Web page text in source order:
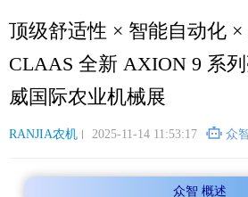
转
主
容
顶级舒适性 × 智能自动化
CLAAS 全新 AXION 9 系
威国际农业机械展
RANJIA农机 2025-11-14 11:53:17 众
众智 概述